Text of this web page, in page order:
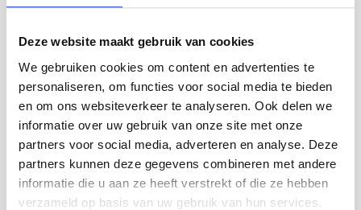
Deze website maakt gebruik van cookies
We gebruiken cookies om content en advertenties te
personaliseren, om functies voor social media te bieden
en om ons websiteverkeer te analyseren. Ook delen we
informatie over uw gebruik van onze site met onze
partners voor social media, adverteren en analyse. Deze
partners kunnen deze gegevens combineren met andere
informatie die u aan ze heeft verstrekt of die ze hebben
verzameld op basis van uw gebruik van hun services.
ce dernier domaine, des dégustations et
régionaux sont organisés pour le secteur
de la restauration ainsi que pour les
résidents et les touristes. Et pourquoi pas
des circuits culinaires à vélo, des
promenades dans la nature, des dîners
de produits régionaux ? Tout est prévu
pour l'année prochaine.